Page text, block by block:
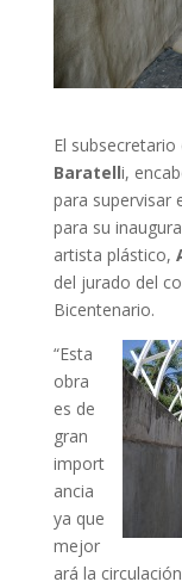
El subsecretario
Baratelli,
para supervisar
para su
artista plástico,
del jurado del
Bicentenario.
“Esta
obra
es de
gran
import
ancia
ya que
mejor
ará la